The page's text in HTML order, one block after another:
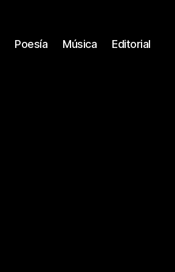
Poesía Música Editorial